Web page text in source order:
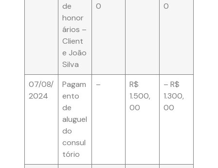
de
honor
ários –
Client
e João
Silva
0
0
07/08/
2024
Pagam
ento
de
aluguel
do
consul
tório
–
R$
1.500,
00
– R$
1.300,
00